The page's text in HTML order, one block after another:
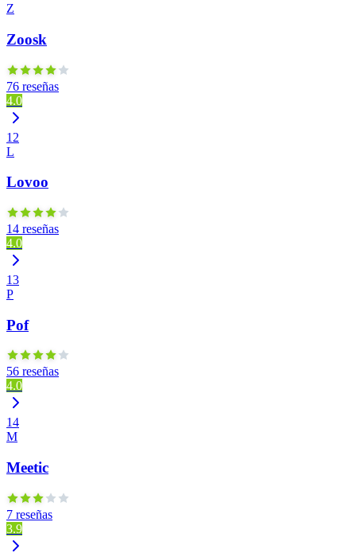
Z
Zoosk
76 reseñas
4.0
12
L
Lovoo
14 reseñas
4.0
13
P
Pof
56 reseñas
4.0
14
M
Meetic
7 reseñas
3.9